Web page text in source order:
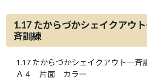
1.17 たからづかシェイクアウ
斉訓練
1.17 たからづかシェイクアウト一斉
Ａ４ 片面 カラー